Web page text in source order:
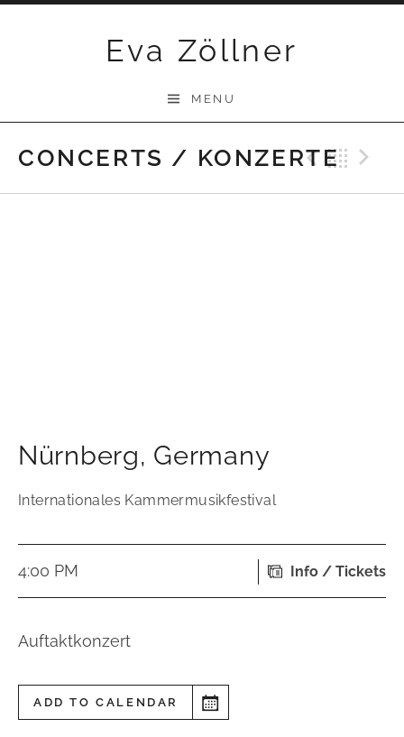
Eva Zöllner
MENU
CONCERTS / KONZERTE
Nürnberg, Germany
Internationales Kammermusikfestival
4:00 PM Info / Tickets
Auftaktkonzert
ADD TO CALENDAR